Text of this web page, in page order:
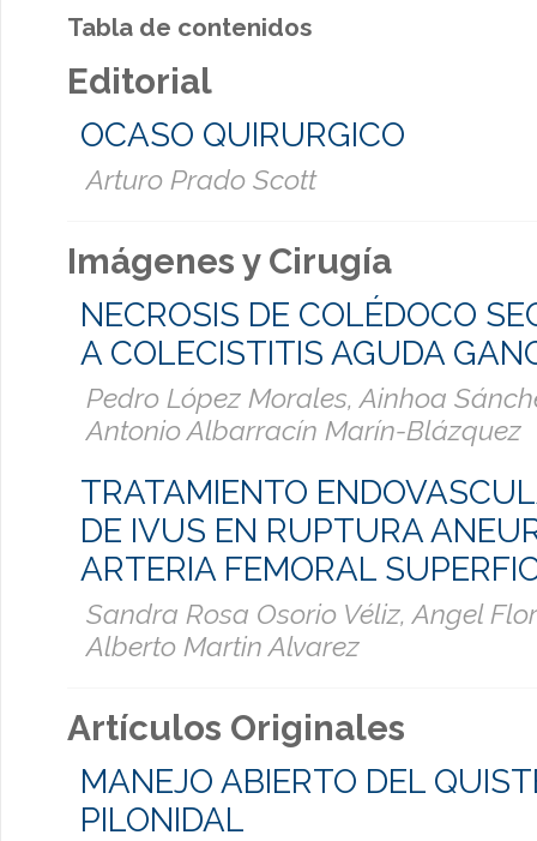
Tabla de contenidos
Editorial
OCASO QUIRURGICO
Arturo Prado Scott
Imágenes y Cirugía
NECROSIS DE COLÉDOCO
A COLECISTITIS AGUDA
Pedro López Morales, Ainhoa
Antonio Albarracín Marín-Blázquez
TRATAMIENTO
DE IVUS EN RUPTURA
ARTERIA FEMORAL
Sandra Rosa Osorio Véliz, Angel
Alberto Martin Alvarez
Artículos Originales
MANEJO ABIERTO DEL
PILONIDAL